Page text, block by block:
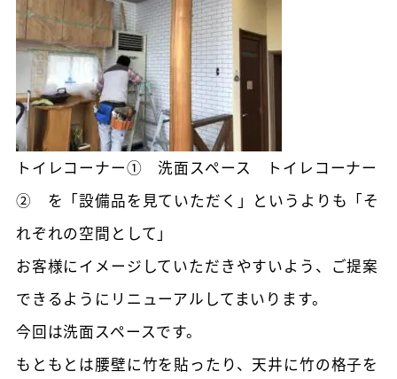
トイレコーナー① 洗面スペース トイレコーナー
② を「設備品を見ていただく」というよりも「そ
れぞれの空間として」
お客様にイメージしていただきやすいよう、ご提案
できるようにリニューアルしてまいります。
今回は洗面スペースです。
もともとは腰壁に竹を貼ったり、天井に竹の格子を